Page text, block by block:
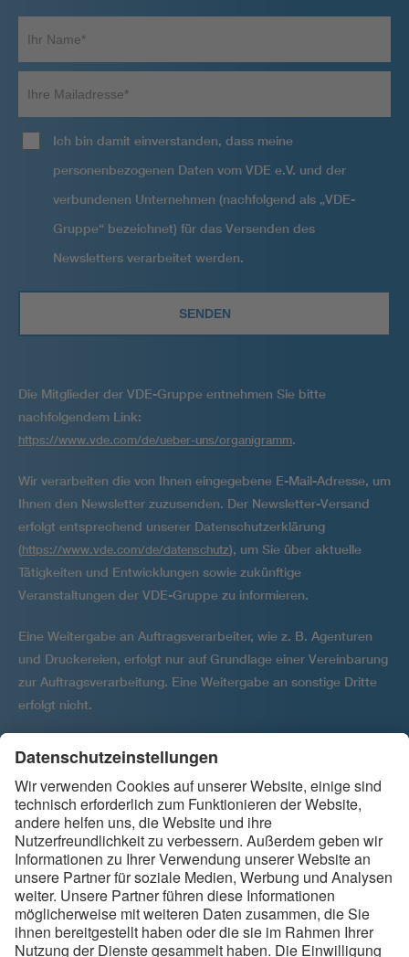
Name*
Mailadresse
Ich bin damit einverstanden, dass meine
personenbezogenen Daten vom VDE e.V. und der
verbundenen Unternehmen (nachfolgend als „VDE-
Gruppe“ bezeichnet) für das Versenden des
Newsletters verarbeitet werden.
Die Mitglieder der VDE-Gruppe entnehmen Sie bitte
nachfolgendem Link:
https://www.vde.com/de/ueber-uns/organigramm.
Wir verarbeiten die von Ihnen eingegebene E-Mail-Adresse, um
Ihnen den Newsletter zuzusenden. Der Newsletter-Versand
erfolgt entsprechend unserer Datenschutzerklärung
(https://www.vde.com/de/datenschutz), um Sie über aktuelle
Tätigkeiten und Entwicklungen sowie zukünftige
Veranstaltungen der VDE-Gruppe zu informieren.
Eine Weitergabe an Auftragsverarbeiter, wie z. B. Agenturen
und Druckereien, erfolgt nur auf Grundlage einer Vereinbarung
zur Auftragsver­arbeitung. Eine Weitergabe an sonstige Dritte
erfolgt nicht.
an
.
Folgen Sie uns